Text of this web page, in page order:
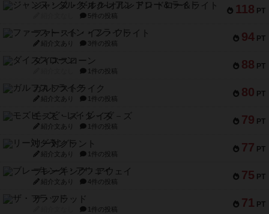
118 PT
ジャンヌ・ダルク-オルレアン ドロー＆ライト
5件の投稿
94 PT
ファースト・イン・フライト
紹介文あり 3件の投稿
88 PT
ダイススローン
1件の投稿
80 PT
ガルフストライク
紹介文あり 1件の投稿
79 PT
モズビ－ズ・レイダ－ズ
紹介文あり 1件の投稿
77 PT
リー対グラント
紹介文あり 1件の投稿
75 PT
ブレーキング・アウェイ
紹介文あり 4件の投稿
71 PT
ザ・フラッド
1件の投稿